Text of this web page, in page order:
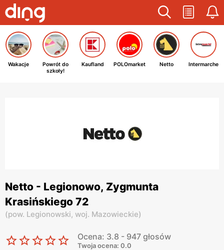
Wakacje
Powrót do
szkoły!
Kaufland POLOmarket Netto Intermarche
Netto - Legionowo, Zygmunta
Krasińskiego 72
(pow. Legionowski, woj. Mazowieckie)
Ocena: 3.8 - 947 głosów
Twoja ocena: 0.0